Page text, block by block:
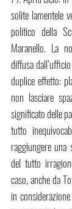
solite lamentele
politico della
Maranello. La
diffusa
duplice effetto:
non lasciare
significato delle
tutto
raggiungere
del tutto
caso, anche da
in